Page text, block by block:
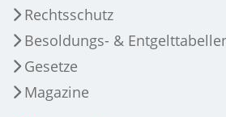
Rechtsschutz
Besoldungs- &
Gesetze
Magazine